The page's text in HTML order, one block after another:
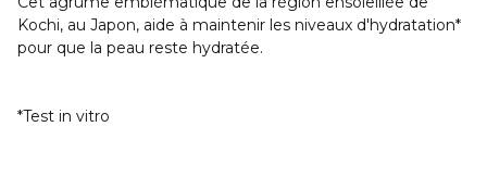
Kochi, au Japon, aide à maintenir les niveaux d'hydratation*
pour que la peau reste hydratée.
*Test in vitro